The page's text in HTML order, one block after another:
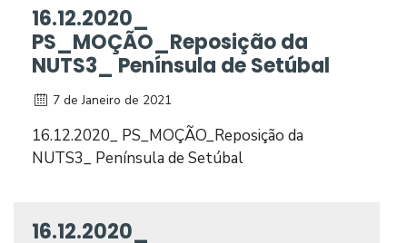
16.12.2020_
PS_MOÇÃO_Reposição da
NUTS3_ Península de Setúbal
7 de Janeiro de 2021
16.12.2020_ PS_MOÇÃO_Reposição da
NUTS3_ Península de Setúbal
16.12.2020_